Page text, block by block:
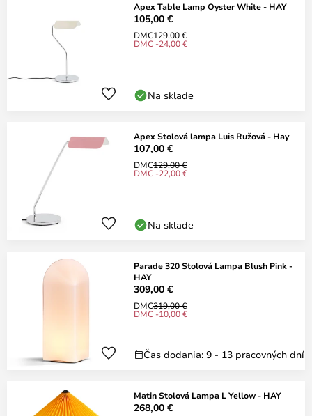
Apex Table Lamp Oyster White - HAY
105,00 €
DMC129,00 €
DMC -24,00 €
Na sklade
Apex Stolová lampa Luis Ružová - Hay
107,00 €
DMC129,00 €
DMC -22,00 €
Na sklade
Parade 320 Stolová Lampa Blush Pink -
HAY
309,00 €
DMC319,00 €
DMC -10,00 €
Čas dodania: 9 - 13 pracovných dní
Matin Stolová Lampa L Yellow - HAY
268,00 €